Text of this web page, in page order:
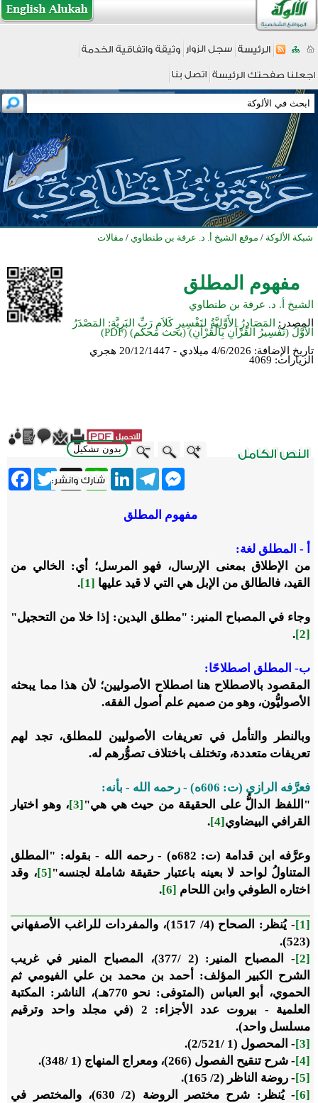
شبكة الألوكة / موقع الشيخ أ. د. عرفة بن طنطاوي / مقالات
مفهوم المطلق
الشيخ أ. د. عرفة بن طنطاوي
المصدر:
المَصَادِرُ الأَوَّلِيَّةُ لتَفْسِيرِ كَلاَمِ رَبِّ البَرِيَّةِ: المَصْدَرُ
الأَوَّلُ (تَفْسِيرُ القُرْآنِ بِالْقُرْآنِ) (بحث محكم) (PDF)
تاريخ الإضافة: 4/6/2026 ميلادي - 20/12/1447 هجري
الزيارات: 4069
بدون تشكيل
Twitter X
WhatsApp
LinkedInTelegram
Messenger
مفهوم المطلق
أ - المطلق لغة:
من الإطلاق بمعنى الإرسال، فهو المرسل؛ أي: الخالي من
القيد، فالطالق من الإبل هي التي لا قيد عليها [1]
.
وجاء في المصباح المنير: "مطلق اليدين: إذا خلا من التحجيل"
[2]
.
ب- المطلق اصطلاحًا:
المقصود بالاصطلاح هنا اصطلاح الأصوليين؛ لأن هذا مما يبحثه
الأصوليُّون، وهو من صميم علم أصول الفقه.
وبالنطر والتأمل في تعريفات الأصوليين للمطلق، تجد لهم
تعريفات متعددة، وتختلف باختلاف تصوُّرهم له.
فعرَّفه الرازي (ت: 606ه) - رحمه الله - بأنه:
"اللفظ الدالُّ على الحقيقة من حيث هي هي" [3]
، وهو اختيار
القرافي البيضاوي [4]
.
وعرَّفه ابن قدامة (ت: 682ه) - رحمه الله - بقوله: "المطلق
المتناولُ لواحد لا بعينه باعتبار حقيقة شاملة لجنسه" [5]
، وقد
اختاره الطوفي وابن اللحام [6]
.
[1]
- يُنظر: الصحاح (4/ 1517)، والمفردات للراغب الأصفهاني
(523)
.
[2]
- المصباح المنير: (2 /
377)، المصباح المنير في غريب
الشرح الكبير المؤلف: أحمد بن محمد بن علي الفيومي ثم
الحموي، أبو العباس (المتوفى: نحو 770هـ)، الناشر: المكتبة
العلمية - بيروت عدد الأجزاء: 2 (في مجلد واحد وترقيم
مسلسل واحد).
[3]
- المحصول (1 / 2/521)
.
[4]
- شرح تنقيح الفصول (266)، ومعراج المنهاج (1 / 348)
.
[5]
- روضة الناظر (2/
.
[6]
- يُنظر: شرح مختصر الروضة (2/ 630)، والمختصر في